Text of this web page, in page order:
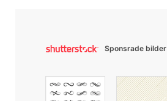
Sponsrade bilder